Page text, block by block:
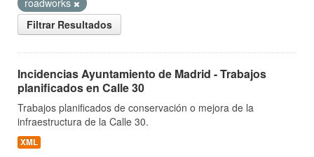
roadworks
Filtrar Resultados
Incidencias Ayuntamiento de Madrid - Trabajos
planificados en Calle 30
Trabajos planificados de conservación o mejora de la
infraestructura de la Calle 30.
XML